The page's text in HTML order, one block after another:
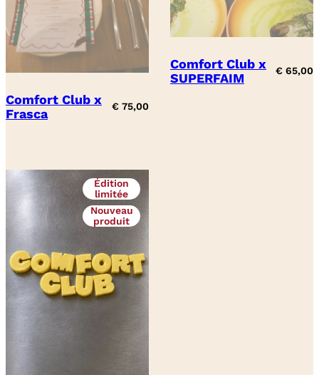
Comfort Club x
Frasca
€ 75,00
Comfort Club x
SUPERFAIM
€ 65,00
Édition
limitée
Nouveau
produit